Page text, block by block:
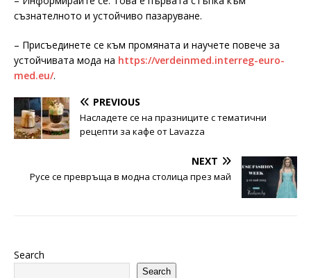
съзнателното и устойчиво пазаруване.
– Присъединете се към промяната и научете повече за
устойчивата мода на https://verdeinmed.interreg-euro-
med.eu/.
PREVIOUS
Насладете се на празниците с тематични
рецепти за кафе от Lavazza
NEXT
Русе се превръща в модна столица през май
Search
Search